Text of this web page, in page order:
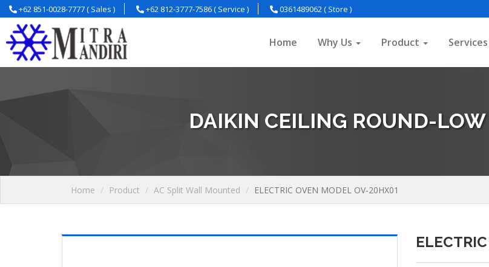
+62 851-0028-7777 ( Sales ) +62 812-3777-7586 ( Service ) 0361489062 ( Store )
Home Why Us Product Services
DAIKIN CEILING ROUND-LOW
Home Product AC Split Wall Mounted ELECTRIC OVEN MODEL OV-20HX01